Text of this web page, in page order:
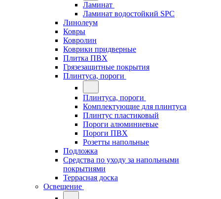
Ламинат
Ламинат водостойкий SPC
Линолеум
Ковры
Ковролин
Коврики придверные
Плитка ПВХ
Грязезащитные покрытия
Плинтуса, пороги
Плинтуса, пороги
Комплектующие для плинтуса
Плинтус пластиковый
Пороги алюминиевые
Пороги ПВХ
Розетты напольные
Подложка
Средства по уходу за напольными
покрытиями
Террасная доска
Освещение